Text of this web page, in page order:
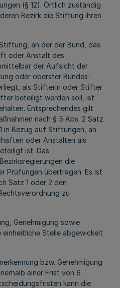
(§ 12). Örtlich zuständig
Bezirk die Stiftung ihren
an der der Bund, das
oder Anstalt des
der Aufsicht der
oder oberster Bundes-
als Stifterin oder Stifter
beteiligt werden soll, ist
Entsprechendes gilt
nach § 5 Abs. 2 Satz
in Bezug auf Stiftungen, an
oder Anstalten als
ist. Das
die
Prüfungen übertragen. Es ist
Satz 1 oder 2 den
zu
Genehmigung sowie
einheitliche Stelle abgewickelt
bzw. Genehmigung
einer Frist von 6
kann die